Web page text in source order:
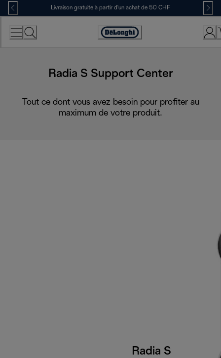
Skip
to
Content
Livraison gratuite à partir d'un achat de 50 CHF
Déclaration
Radia S Support Center
Tout ce dont vous avez besoin pour profiter au
maximum de votre produit.
Radia S